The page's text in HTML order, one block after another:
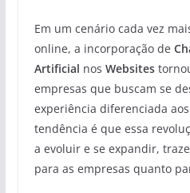
Em um cenário cada vez
online, a incorporação de
Artificial nos Websites
empresas que buscam se
experiência diferenciada
tendência é que essa
a evoluir e se expandir,
para as empresas quanto